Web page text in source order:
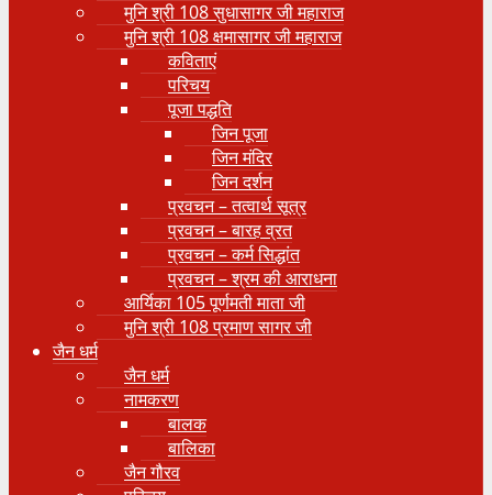
मुनि श्री 108 सुधासागर जी महाराज
मुनि श्री 108 क्षमासागर जी महाराज
कविताएं
परिचय
पूजा पद्धति
जिन पूजा
जिन मंदिर
जिन दर्शन
प्रवचन – तत्वार्थ सूत्र
प्रवचन – बारह व्रत
प्रवचन – कर्म सिद्धांत
प्रवचन – श्रम की आराधना
आर्यिका 105 पूर्णमती माता जी
मुनि श्री 108 प्रमाण सागर जी
जैन धर्म
जैन धर्म
नामकरण
बालक
बालिका
जैन गौरव